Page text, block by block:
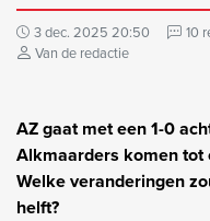
3 dec. 2025 20:50
10
Van de redactie
AZ gaat met een 1-0
Alkmaarders komen tot
Welke veranderingen
helft?